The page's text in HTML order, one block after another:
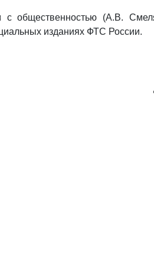
общественностью (А.В.
изданиях ФТС России.